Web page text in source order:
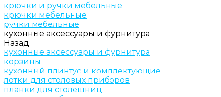
крючки и ручки мебельные
крючки мебельные
ручки мебельные
кухонные аксессуары и фурнитура
Назад
кухонные аксессуары и фурнитура
корзины
кухонный плинтус и комплектующие
лотки для столовых приборов
планки для столешниц